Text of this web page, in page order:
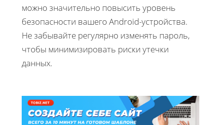
можно значительно повысить уровень
безопасности вашего Android-устройства.
Не забывайте регулярно изменять пароль,
чтобы минимизировать риски утечки
данных.